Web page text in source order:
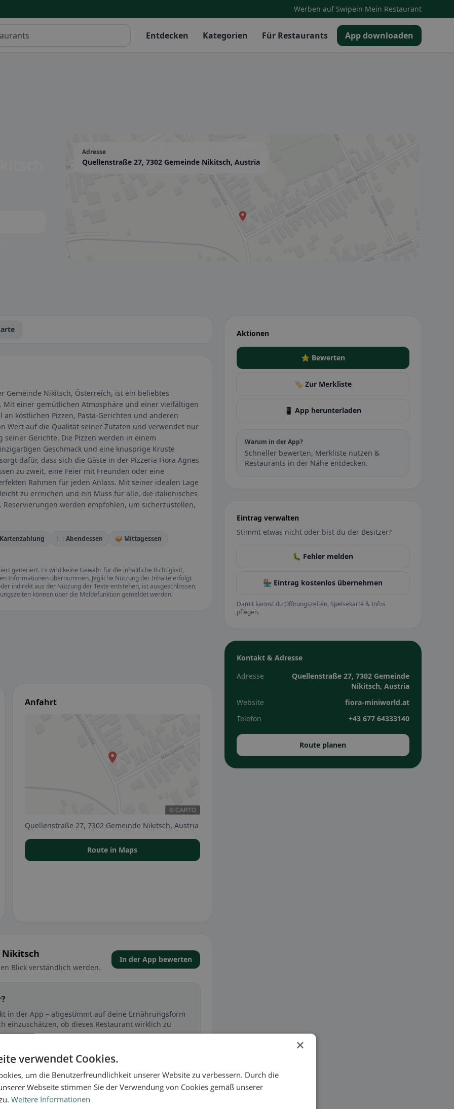
Werben auf Swipein·Mein Restaurant
Entdecken Kategorien Für Restaurants App downloaden
Adresse
Quellenstraße 27, 7302 Gemeinde Nikitsch, Austria
Gemeinde Nikitsch, Österreich, ist ein beliebtes
einer gemütlichen Atmosphäre und einer vielfältigen
köstlichen Pizzen, Pasta-Gerichten und anderen
Wert auf die Qualität seiner Zutaten und verwendet nur
Gerichte. Die Pizzen werden in einem
Geschmack und eine knusprige Kruste
dafür, dass sich die Gäste in der Pizzeria Fiora Agnes
zu zweit, eine Feier mit Freunden oder eine
Rahmen für jeden Anlass. Mit seiner idealen Lage
zu erreichen und ein Muss für alle, die italienisches
werden empfohlen, um sicherzustellen,
🍽️ Abendessen
🥪 Mittagessen
generiert. Es wird keine Gewähr für die inhaltliche Richtigkeit,
Informationen übernommen. Jegliche Nutzung der Inhalte erfolgt
indirekt aus der Nutzung der Texte entstehen, ist ausgeschlossen,
können über die Meldefunktion gemeldet werden.
Anfahrt
Quellenstraße 27, 7302 Gemeinde Nikitsch, Austria
Route in Maps
Nikitsch
Blick verständlich werden.
In der App bewerten
in der App – abgestimmt auf deine Ernährungsform
einzuschätzen, ob dieses Restaurant wirklich zu
🕌 Halal
Aktionen
⭐ Bewerten
🏷️ Zur Merkliste
📱 App herunterladen
Warum in der App?
Schneller bewerten, Merkliste nutzen &
Restaurants in der Nähe entdecken.
Eintrag verwalten
Stimmt etwas nicht oder bist du der Besitzer?
🐛 Fehler melden
🏪 Eintrag kostenlos übernehmen
Damit kannst du Öffnungszeiten, Speisekarte & Infos
pflegen.
Kontakt & Adresse
Adresse
Quellenstraße 27, 7302 Gemeinde
Nikitsch, Austria
Website
fiora-miniworld.at
Telefon
+43 677 64333140
Route planen
×
verwendet Cookies.
um die Benutzerfreundlichkeit unserer Website zu verbessern. Durch die
Webseite stimmen Sie der Verwendung von Cookies gemäß unserer
Weitere Informationen